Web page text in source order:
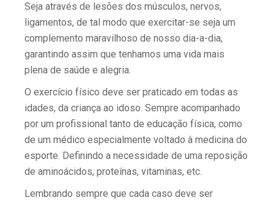
Seja através de lesões dos músculos, nervos,
ligamentos, de tal modo que exercitar-se seja um
complemento maravilhoso de nosso dia-a-dia,
garantindo assim que tenhamos uma vida mais
plena de saúde e alegria.
O exercício físico deve ser praticado em todas as
idades, da criança ao idoso. Sempre acompanhado
por um profissional tanto de educação física, como
de um médico especialmente voltado à medicina do
esporte. Definindo a necessidade de uma reposição
de aminoácidos, proteínas, vitaminas, etc.
Lembrando sempre que cada caso deve ser